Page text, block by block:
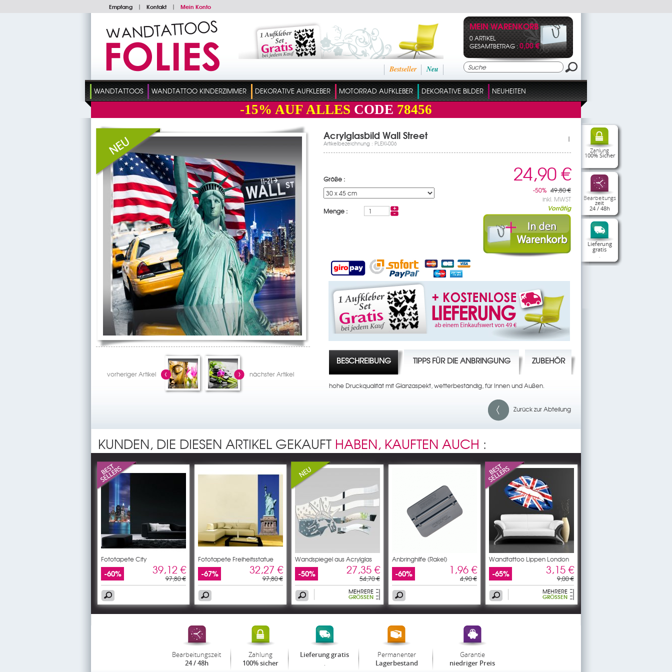
Empfang | Kontakt | Mein Konto
Neu
Bestseller
MEIN WARENKORB
0 ARTIKEL
GESAMTBETRAG :0,00 €
WANDTATTOOS WANDTATTOO KINDERZIMMER DEKORATIVE AUFKLEBER MOTORRAD AUFKLEBER DEKORATIVE BILDER NEUHEITEN
-15% AUF ALLES CODE 78456
Zahlung
100% Sicher
Bearbeitungs
zeit
24 / 48h
Lieferung
gratis
vorheriger Artikel nächster Artikel
Acrylglasbild Wall Street
Artikelbezeichnung : PLEXI-006
|
Größe :
Menge :
24,90 €
-50% 49,80 €
inkl. MWST
Vorrätig
BESCHREIBUNG TIPPS FÜR DIE ANBRINGUNG ZUBEHÖR
hohe Druckqualität mit Glanzaspekt, wetterbeständig, für Innen und Außen.
Zurück zur Abteilung
KUNDEN, DIE DIESEN ARTIKEL GEKAUFT HABEN, KAUFTEN AUCH :
Fototapete City
-60% 39,12 €
97,80 €
Fototapete Freiheitsstatue
-67% 32,27 €
97,80 €
Wandspiegel aus Acrylglas
-50% 27,35 €
54,70 €
MEHRERE
GRÖSSEN
Anbringhilfe (Rakel)
-60% 1,96 €
4,90 €
Wandtattoo Lippen London
-65% 3,15 €
9,00 €
MEHRERE
GRÖSSEN
Bearbeitungszeit
24 / 48h
Zahlung
100% sicher
Lieferung gratis Permanenter
Lagerbestand
Garantie
niedriger Preis